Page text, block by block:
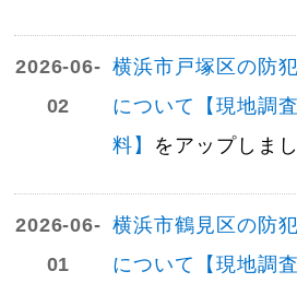
2026-06-
02
横浜市戸塚区の防
について【現地調
料】 をアップしまし
2026-06-
01
横浜市鶴見区の防
について【現地調